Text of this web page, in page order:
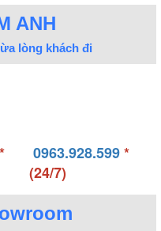
ANH
lòng khách đi
*
0963.928.599*
(24/7)